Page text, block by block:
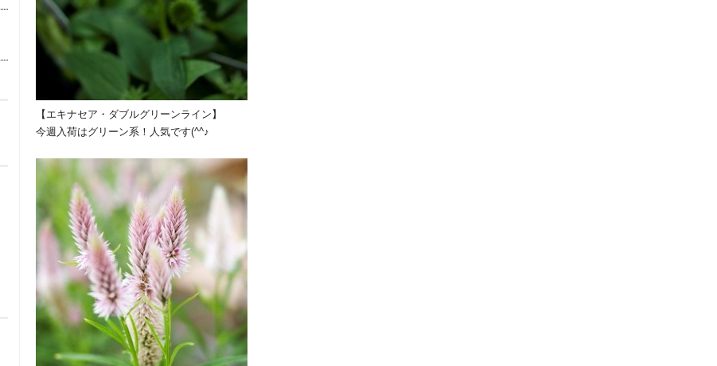
【エキナセア・ダブルグリーンライン】
今週入荷はグリーン系！人気です(^^♪